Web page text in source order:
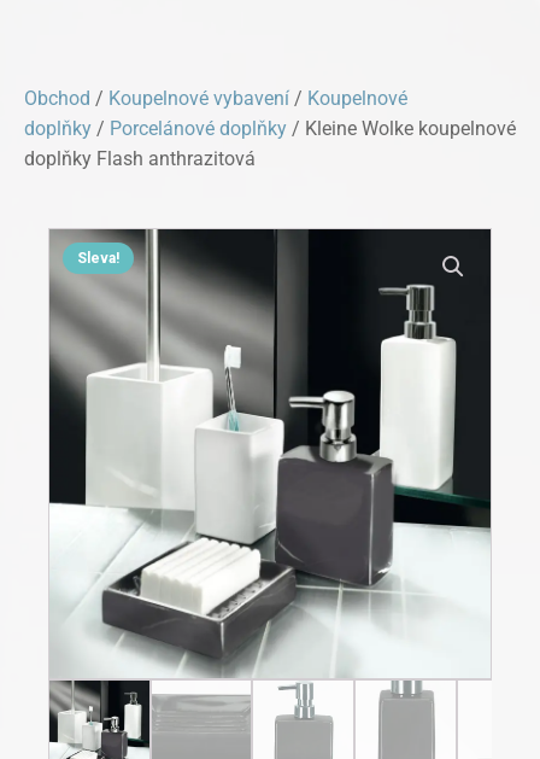
Obchod / Koupelnové vybavení / Koupelnové
doplňky / Porcelánové doplňky / Kleine Wolke koupelnové
doplňky Flash anthrazitová
Sleva!